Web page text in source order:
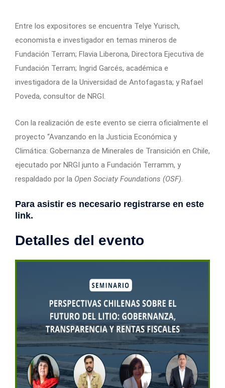
Entre los expositores se encuentra Telye Yurisch,
economista e investigador en temas mineros de
Fundación Terram; Flavia Liberona, Directora Ejecutiva de
Fundación Terram; Ingrid Garcés, académica e
investigadora de la Universidad de Antofagasta; y Rafael
Poveda, consultor de NRGI.
Con la realización de este evento se cierra oficialmente el
proyecto “Avanzando en la Justicia Económica y
Climática: Gobernanza de Minerales de Transición en Chile,
ejecutado por NRGI junto a Fundación Terramm, y
respaldado por la Open Sociaty Foundations (OSF).
Para asistir es necesario registrarse en este
link.
Detalles del evento